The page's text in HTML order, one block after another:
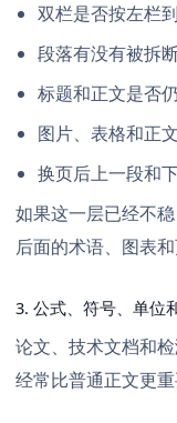
双栏是否按左栏
段落有没有被拆
标题和正文是否
图片、表格和正
换页后上一段和
如果这一层已经不
后面的术语、图表
3. 公式、符号、单位
论文、技术文档和
经常比普通正文更重